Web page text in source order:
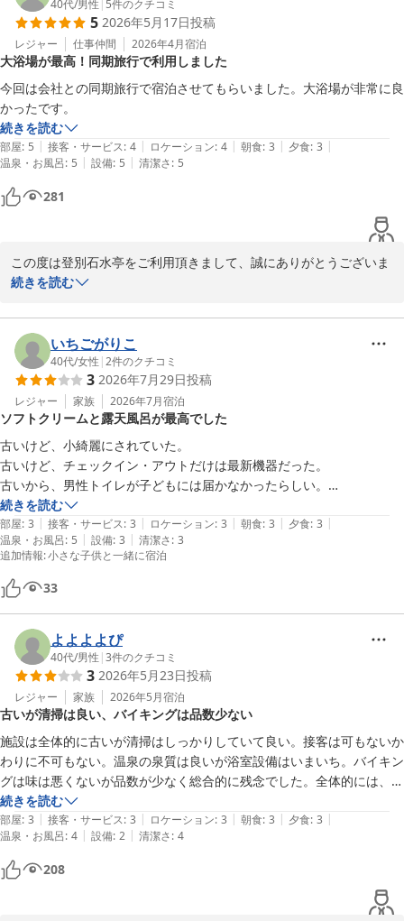
2026-05-20
40代/男性 5件のクチコミ
5 2026年5月17日投稿
レジャー 仕事仲間 2026年4月宿泊
大浴場が最高！同期旅行で利用しました
今回は会社との同期旅行で宿泊させてもらいました。大浴場が非常に良
かったです。
続きを読む
部屋: 5 | 接客・サービス: 4 | ロケーション: 4 | 朝食: 3 | 夕食: 3 |
温泉・お風呂: 5 | 設備: 5 | 清潔さ: 5
281
この度は登別石水亭をご利用頂きまして、誠にありがとうございま
す。
す。
今後もお客様から頂くご意見を参考にしながら、従業員一同、一層
サービス向上に努めて参ります。
貴重なご意見ありがとうございます。
お客様のまたのお越しを従業員一同、心よりお待ちしております。
登別石水亭
登別 石水亭
2026-05-19
続きを読む
いちごがりこ
40代/女性 |2件のクチコミ
3 2026年7月29日投稿
レジャー 家族 2026年7月宿泊
ソフトクリームと露天風呂が最高でした
古いけど、小綺麗にされていた。
古いけど、チェックイン・アウトだけは最新機器だった。
古いから、男性トイレが子どもには届かなかったらしい。
食事のソフトクリームが朝も晩も食べられて、しかもよくある味じゃな
く、バニラ味とメロン味があり、ミルキーであっさりしていて美味しか
った！
海鮮美味しかったが、いくらが食べたかった😂
お風呂は2種類あり、広くて露天風呂が特に良かった😊
続きを読む
部屋: 3 | 接客・サービス: 3 | ロケーション: 3 | 朝食: 3 | 夕食: 3 |
温泉・お風呂: 5 | 設備: 3 | 清潔さ: 3
追加情報:小さな子供と一緒に宿泊
33
よよよよぴ
40代/男性 |3件のクチコミ
3 2026年5月23日投稿
レジャー 家族 2026年5月宿泊
古いが清掃は良い、バイキングは品数少ない
施設は全体的に古いが清掃はしっかりしていて良い。接客は可もないか
わりに不可もない。温泉の泉質は良いが浴室設備はいまいち。バイキン
グは味は悪くないが品数が少なく総合的に残念でした。全体的には、今
回はクーポン割引を考慮して普通、割引なしならコスパ悪しとなるか
と。
続きを読む
部屋: 3 | 接客・サービス: 3 | ロケーション: 3 | 朝食: 3 | 夕食: 3 |
温泉・お風呂: 4 | 設備: 2 | 清潔さ: 4
208